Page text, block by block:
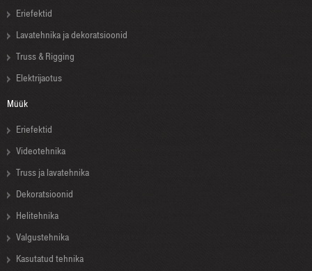
Eriefektid
Lavatehnika ja dekoratsioonid
Truss & Rigging
Elektrijaotus
Müük
Eriefektid
Videotehnika
Truss ja lavatehnika
Dekoratsioonid
Helitehnika
Valgustehnika
Kasutatud tehnika